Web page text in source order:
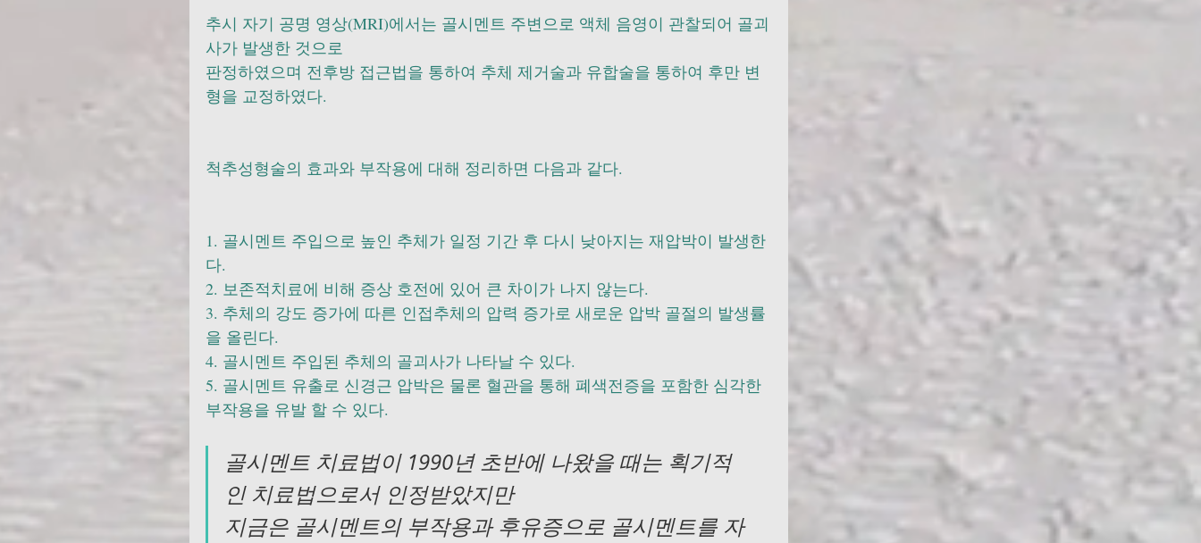
추시 자기 공명 영상(MRI)에서는 골시멘트 주변으로 액체 음영이 관찰되어 골괴
사가 발생한 것으로
판정하였으며 전후방 접근법을 통하여 추체 제거술과 유합술을 통하여 후만 변
형을 교정하였다.
척추성형술의 효과와 부작용에 대해 정리하면 다음과 같다.
1. 골시멘트 주입으로 높인 추체가 일정 기간 후 다시 낮아지는 재압박이 발생한
다.
2. 보존적치료에 비해 증상 호전에 있어 큰 차이가 나지 않는다.
3. 추체의 강도 증가에 따른 인접추체의 압력 증가로 새로운 압박 골절의 발생률
을 올린다.
4. 골시멘트 주입된 추체의 골괴사가 나타날 수 있다.
5. 골시멘트 유출로 신경근 압박은 물론 혈관을 통해 폐색전증을 포함한 심각한
부작용을 유발 할 수 있다.
골시멘트 치료법이 1990년 초반에 나왔을 때는 획기적
인 치료법으로서 인정받았지만
지금은 골시멘트의 부작용과 후유증으로 골시멘트를 자